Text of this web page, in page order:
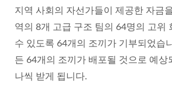
지역 사회의 자선가들이 제공한 자금
역의 8개 고급 구조 팀의 64명의 고위
수 있도록 64개의 조끼가 기부되었습
든 64개의 조끼가 배포될 것으로 예상
나씩 받게 됩니다.